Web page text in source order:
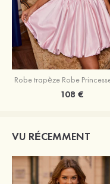
108 €
VU RÉCEMMENT